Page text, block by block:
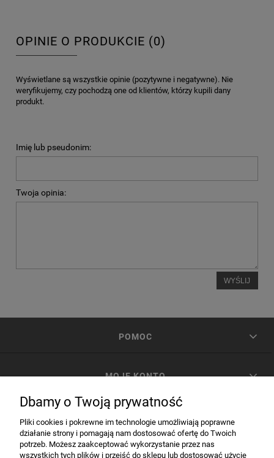
OPINIE O PRODUKCIE (0)
Wyświetlane są wszystkie opinie (pozytywne i negatywne). Nie
weryfikujemy, czy pochodzą one od klientów, którzy kupili dany
produkt.
Imię lub pseudonim:
Twoja opinia:
WYŚLIJ
POMOC
MOJE KONTO
INFORMACJE
Dbamy o Twoją prywatność
Pliki cookies i pokrewne im technologie umożliwiają poprawne
działanie strony i pomagają nam dostosować ofertę do Twoich
potrzeb. Możesz zaakceptować wykorzystanie przez nas
wszystkich tych plików i przejść do sklepu lub dostosować użycie